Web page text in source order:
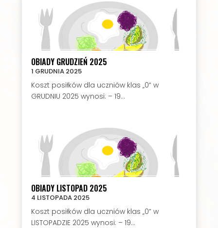
OBIADY GRUDZIEŃ 2025
1 GRUDNIA 2025
Koszt posiłków dla uczniów klas „0” w
GRUDNIU 2025 wynosi: – 19...
OBIADY LISTOPAD 2025
4 LISTOPADA 2025
Koszt posiłków dla uczniów klas „0” w
LISTOPADZIE 2025 wynosi: – 19...